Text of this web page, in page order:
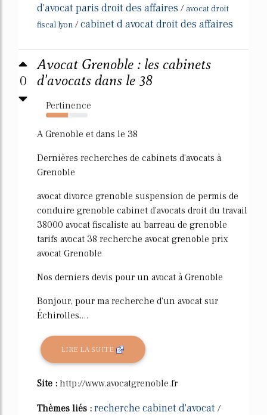
d'avocat paris droit des affaires / avocat droit
fiscal lyon /cabinet d avocat droit des affaires
0
Avocat Grenoble : les cabinets
d'avocats dans le 38
Pertinence
53%
A Grenoble et dans le 38
Dernières recherches de cabinets d'avocats à
Grenoble
avocat divorce grenoble suspension de permis de
conduire grenoble cabinet d'avocats droit du travail
38000 avocat fiscaliste au barreau de grenoble
tarifs avocat 38 recherche avocat grenoble prix
avocat Grenoble
Nos derniers devis pour un avocat à Grenoble
Bonjour, pour ma recherche d'un avocat sur
Échirolles,...
LIRE LA SUITE
Site : http://www.avocatgrenoble.fr
Thèmes liés : recherche cabinet d'avocat /